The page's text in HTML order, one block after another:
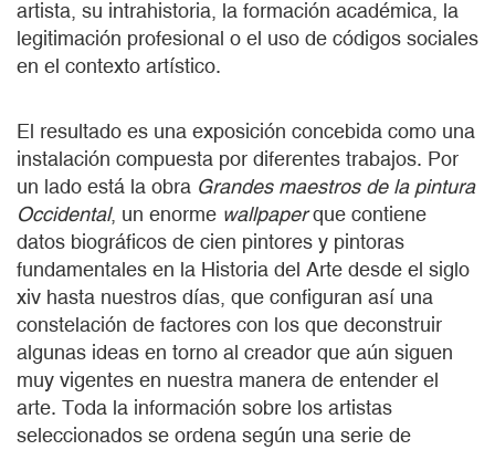
artista, su intrahistoria, la formación académica, la
legitimación profesional o el uso de códigos sociales
en el contexto artístico.
El resultado es una exposición concebida como una
instalación compuesta por diferentes trabajos. Por
un lado está la obra Grandes maestros de la pintura
Occidental, un enorme wallpaperque contiene
datos biográficos de cien pintores y pintoras
fundamentales en la Historia del Arte desde el siglo
xiv hasta nuestros días, que configuran así una
constelación de factores con los que deconstruir
algunas ideas en torno al creador que aún siguen
muy vigentes en nuestra manera de entender el
arte. Toda la información sobre los artistas
seleccionados se ordena según una serie de